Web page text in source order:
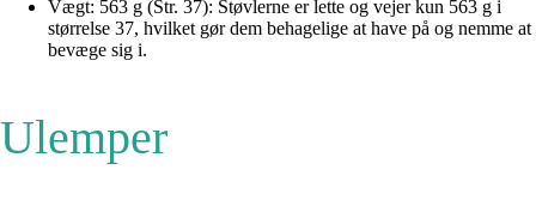
Vægt: 563 g (Str. 37): Støvlerne er lette og vejer kun 563 g i
størrelse 37, hvilket gør dem behagelige at have på og nemme at
bevæge sig i.
Ulemper